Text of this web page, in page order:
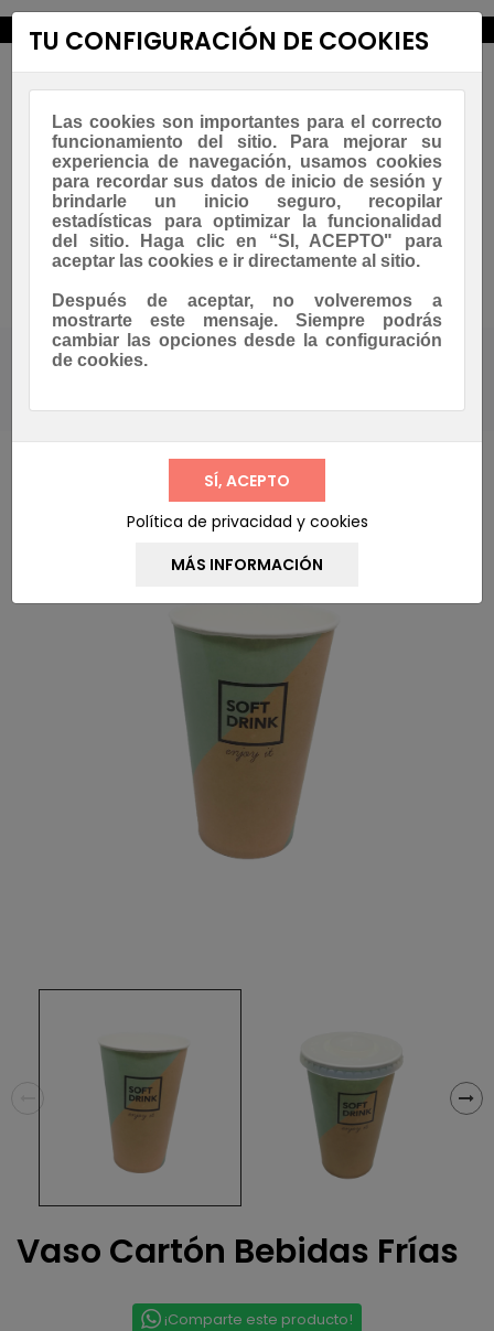
Navegación
de
palanca Asesoramiento Whatsapp
Tienda ACCESORIOS
Vaso Cartón Bebidas Frías
¡Comparte este producto!
TU CONFIGURACIÓN DE COOKIES
Las cookies son importantes para el correcto
funcionamiento del sitio. Para mejorar su
experiencia de navegación, usamos cookies
para recordar sus datos de inicio de sesión y
brindarle un inicio seguro, recopilar
estadísticas para optimizar la funcionalidad
del sitio. Haga clic en “SI, ACEPTO" para
aceptar las cookies e ir directamente al sitio.
Después de aceptar, no volveremos a
mostrarte este mensaje. Siempre podrás
cambiar las opciones desde la configuración
de cookies.
Política de privacidad y cookies